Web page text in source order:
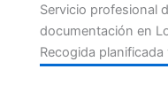
Servicio profesional
documentación en
Recogida planificada